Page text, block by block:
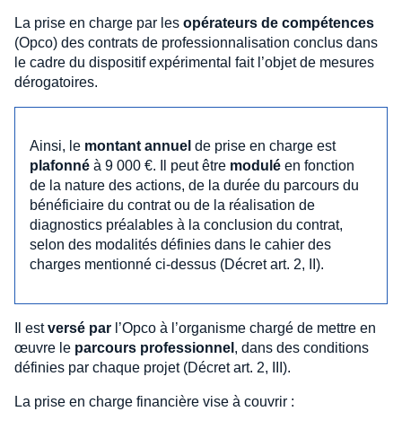
La prise en charge par les opérateurs de compétences
(Opco) des contrats de professionnalisation conclus dans
le cadre du dispositif expérimental fait l’objet de mesures
dérogatoires.
Ainsi, le montant annuel de prise en charge est
plafonné à 9 000 €. Il peut être modulé en fonction
de la nature des actions, de la durée du parcours du
bénéficiaire du contrat ou de la réalisation de
diagnostics préalables à la conclusion du contrat,
selon des modalités définies dans le cahier des
charges mentionné ci-dessus (Décret art. 2, II).
Il estversé par l’Opco à l’organisme chargé de mettre en
œuvre le parcours professionnel , dans des conditions
définies par chaque projet (Décret art. 2, III).
La prise en charge financière vise à couvrir :